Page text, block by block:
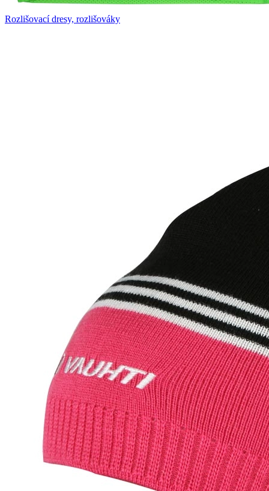
Rozlišovací dresy, rozlišováky